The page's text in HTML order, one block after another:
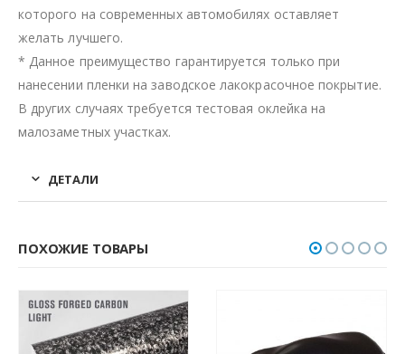
которого на современных автомобилях оставляет
желать лучшего.
* Данное преимущество гарантируется только при
нанесении пленки на заводское лакокрасочное покрытие.
В других случаях требуется тестовая оклейка на
малозаметных участках.
ДЕТАЛИ
ПОХОЖИЕ ТОВАРЫ